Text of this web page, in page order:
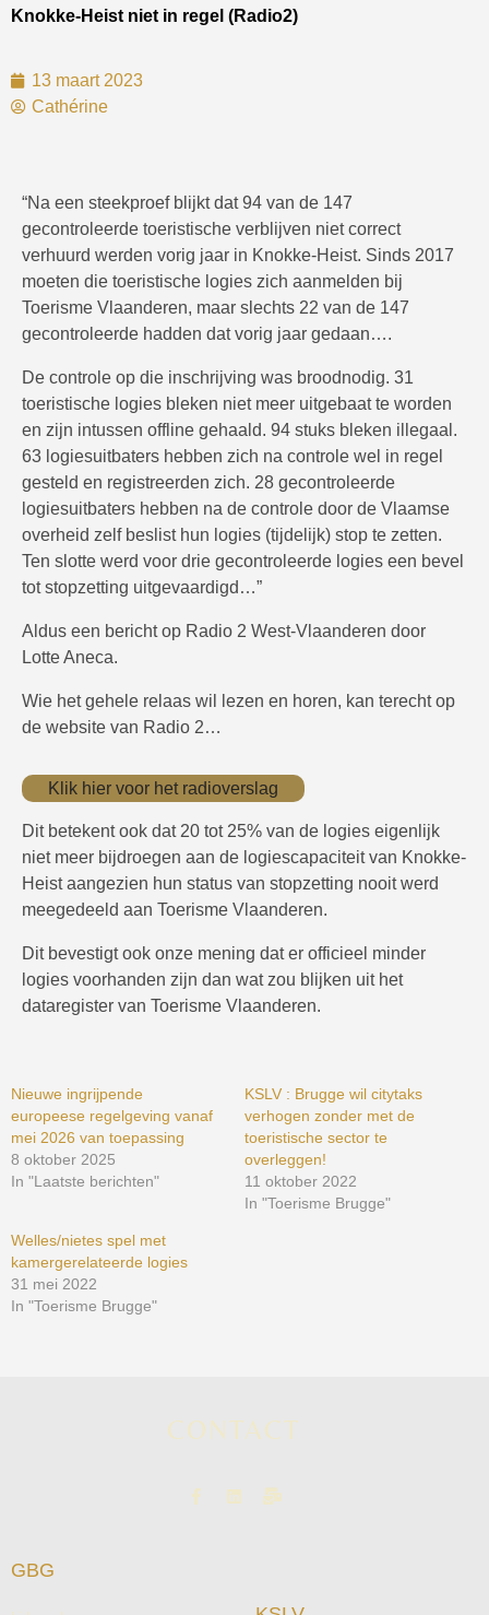
Knokke-Heist niet in regel (Radio2)
13 maart 2023
Cathérine
“Na een steekproef blijkt dat 94 van de 147
gecontroleerde toeristische verblijven niet correct
verhuurd werden vorig jaar in Knokke-Heist. Sinds 2017
moeten die toeristische logies zich aanmelden bij
Toerisme Vlaanderen, maar slechts 22 van de 147
gecontroleerde hadden dat vorig jaar gedaan….
De controle op die inschrijving was broodnodig. 31
toeristische logies bleken niet meer uitgebaat te worden
en zijn intussen offline gehaald. 94 stuks bleken illegaal.
63 logiesuitbaters hebben zich na controle wel in regel
gesteld en registreerden zich. 28 gecontroleerde
logiesuitbaters hebben na de controle door de Vlaamse
overheid zelf beslist hun logies (tijdelijk) stop te zetten.
Ten slotte werd voor drie gecontroleerde logies een bevel
tot stopzetting uitgevaardigd…”
Aldus een bericht op Radio 2 West-Vlaanderen door
Lotte Aneca.
Wie het gehele relaas wil lezen en horen, kan terecht op
de website van Radio 2…
Klik hier voor het radioverslag
Dit betekent ook dat 20 tot 25% van de logies eigenlijk
niet meer bijdroegen aan de logiescapaciteit van Knokke-
Heist aangezien hun status van stopzetting nooit werd
meegedeeld aan Toerisme Vlaanderen.
Dit bevestigt ook onze mening dat er officieel minder
logies voorhanden zijn dan wat zou blijken uit het
dataregister van Toerisme Vlaanderen.
Nieuwe ingrijpende
europeese regelgeving vanaf
mei 2026 van toepassing
8 oktober 2025
In "Laatste berichten"
KSLV : Brugge wil citytaks
verhogen zonder met de
toeristische sector te
overleggen!
11 oktober 2022
In "Toerisme Brugge"
Welles/nietes spel met
kamergerelateerde logies
31 mei 2022
In "Toerisme Brugge"
CONTACT
GBG